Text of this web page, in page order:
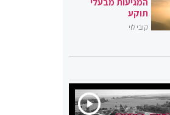
תוקע
קובי לוי